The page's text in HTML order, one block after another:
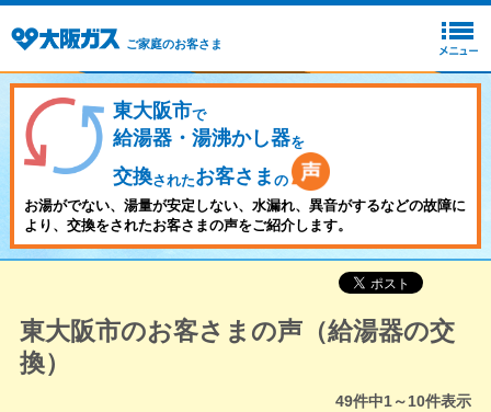
ご家庭のお客さま
東大阪市で
給湯器・湯沸かし器を
交換されたお客さま の
お湯がでない、湯量が安定しない、水漏れ、異音がするなどの故障に
より、交換をされたお客さまの声をご紹介します。
東大阪市のお客さまの声（給湯器の交
換）
49件中1～10件表示